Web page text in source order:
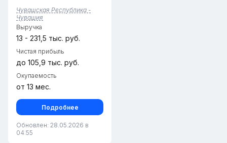
выгодно: • Пункт работает
почти год — процессы уже
отлаживаются,
формируется лояльная к...
Чувашская Республика -
Чувашия
Выручка
13 - 231,5 тыс. руб.
Чистая прибыль
до 105,9 тыс. руб.
Окупаемость
от 13 мес.
Подробнее
Обновлен: 28.05.2026 в
04:55